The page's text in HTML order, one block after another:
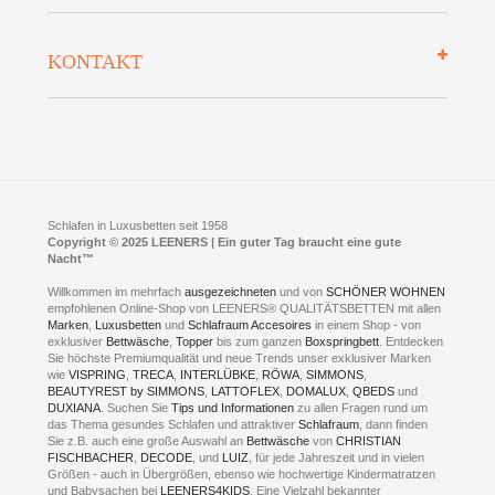
Datenschutz
Preisgarantie
Presse
Jobs
Fotoalbum
Kontakt
KONTAKT
Neuer Showroom für unsere Onlineartikel.
Kontakt via:WhatsApp
Kontakt via:eMail
mögliche Zeiten für eine Showroom Terminreservierung
MO und DI geschlossen
MI - FR 11 bis 17 Uhr
SA 11 bis 15 Uhr
Schlafen in Luxusbetten seit 1958
Copyright © 2025 LEENERS | Ein guter Tag braucht eine gute
Nacht™
Willkommen im mehrfachausgezeichnetenund vonSCHÖNER WOHNEN
empfohlenen Online-Shop von LEENERS® QUALITÄTSBETTEN mit allen
Marken Luxusbetten undSchlafraum Accesoires in einem Shop - von
exklusiver Bettwäsche ,Topper bis zum ganzen Boxspringbett . Entdecken
Sie höchste Premiumqualität und neue Trends unser exklusiver Marken
wieVISPRING ,TRECA INTERLÜBKE RÖWA ,SIMMONS
BEAUTYREST by SIMMONS LATTOFLEX DOMALUX ,QBEDS und
DUXIANA . Suchen SieTips und Informationen zu allen Fragen rund um
das Thema gesundes Schlafen und attraktiverSchlafraum , dann finden
Sie z.B. auch eine große Auswahl an Bettwäsche vonCHRISTIAN
FISCHBACHER
DECODE , und LUIZ , für jede Jahreszeit und in vielen
Größen - auch in Übergrößen, ebenso wie hochwertige Kindermatratzen
und Babysachen bei LEENERS4KIDS . Eine Vielzahl bekannter